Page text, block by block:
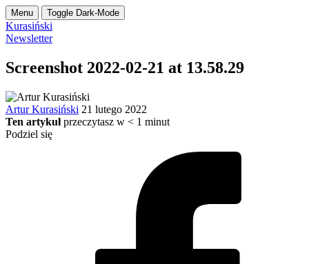
Menu Toggle Dark-Mode
Kurasiński
Newsletter
Screenshot 2022-02-21 at 13.58.29
Artur Kurasiński 21 lutego 2022
Ten artykuł przeczytasz w < 1 minut
Podziel się